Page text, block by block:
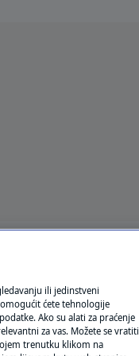
ili jedinstveni
ćete tehnologije
Ako su alati za praćenje
za vas. Možete se vratiti
trenutku klikom na